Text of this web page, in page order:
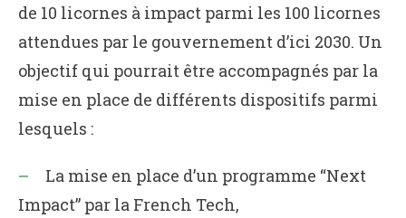
de 10 licornes à impact parmi les 100 licornes
attendues par le gouvernement d’ici 2030. Un
objectif qui pourrait être accompagnés par la
mise en place de différents dispositifs parmi
lesquels :
La mise en place d’un programme “Next
Impact” par la French Tech,